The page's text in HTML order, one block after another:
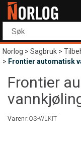
Norlog>Sagbruk>
> Frontier automatisk
Frontier
Varenr:OS-WLKIT